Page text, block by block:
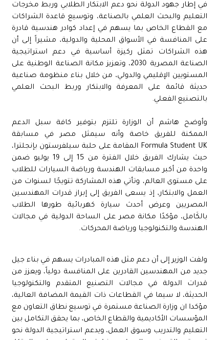
في إطار جهود الدولة نحو دعم الابتكار الطلابي وربط مخرجات
التعليم والبحث العلمي بالصناعة، وتوسيع قاعدة الشراكات
مع القطاع الخاص بما يسهم في إعداد كوادر هندسية قادرة
على المنافسة في الأسواق المحلية والدولية، مشيراً إلى أن
هذه الشراكات تمثل ركيزة أساسية في دعم استراتيجية
الصناعة المصرية 2030، وتعزيز مكانة الصناعة الوطنية على
المستويين الإقليمي والدولي، من خلال بناء منظومة صناعية
حديثة قائمة على المعرفة والابتكار وربط البحث العلمي
بالتصنيع الفعلي.
وأوضح هاشم أن الوزارة تلتزم بتوفير كافة سبل الدعم
الممكنة للفريق خاصة وأنه سيمثل مصر في مسابقة
Formula Student UK المقامة على حلبة سيلفرستون بإنجلترا،
حيث يشارك الفريق خلال الفترة من 15 إلى 19 يوليو ضمن
واحدة من أكبر مسابقات الهندسة ورياضة السيارات للطلاب
على مستوى العالم، وتأتي هذه المشاركة تتويجًا لسنوات من
العمل والابتكار، إذ يسعى الفريق إلى إبراز قدرات المهندسين
المصريين وعرض أحدث سيارة كهربائية طورها الطلاب
بالكَامل، مؤكدًا مكانة مصر على الساحة الدولية في مجالات
الهندسة والتكنولوجيا ورياضة المحركات.
ولفت الوزير إلى أن دعم مثل هذه المبادرات يسهم في بناء جيل
جديد من المهندسين القادرين على المنافسة دولياً، ويعزز من
قدرات الدولة في مجالات التصنيع المتقدم والتكنولوجيا
الحديثة، لا سيما في القطاعات ذات القيمة المضافة العالية،
مؤكدا ان وزارة الصناعة مستمرة في توسيع نطاق التعاون مع
المؤسسات الأكاديمية والقطاع الخاص، بما يحقق التكامل بين
التعليم والتدريب وسوق العمل، ويدعم استراتيجية الدولة نحو